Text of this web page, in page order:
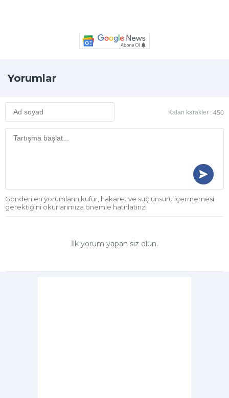
Yorumlar
Kalan karakter : 450
Gönderilen yorumların küfür, hakaret ve suç unsuru içermemesi
gerektiğini okurlarımıza önemle hatırlatırız!
İlk yorum yapan siz olun.